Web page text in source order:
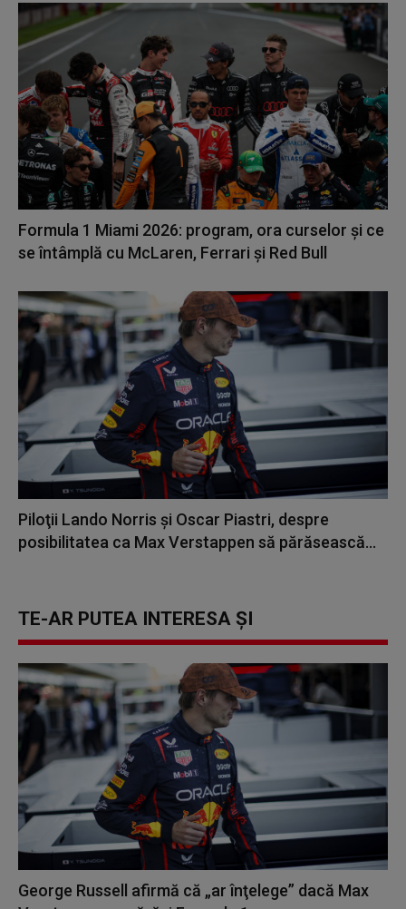
Formula 1 Miami 2026: program, ora curselor și ce
se întâmplă cu McLaren, Ferrari și Red Bull
Piloţii Lando Norris şi Oscar Piastri, despre
posibilitatea ca Max Verstappen să părăsească...
TE-AR PUTEA INTERESA ȘI
George Russell afirmă că „ar înţelege” dacă Max